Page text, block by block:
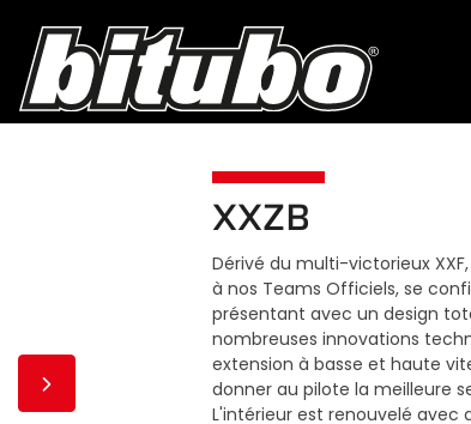
XXZB
Dérivé du multi-victorieux
à nos Teams Officiels, se
présentant avec un design
nombreuses innovations
extension à basse et haute
donner au pilote la meilleure
L'intérieur est renouvelé avec